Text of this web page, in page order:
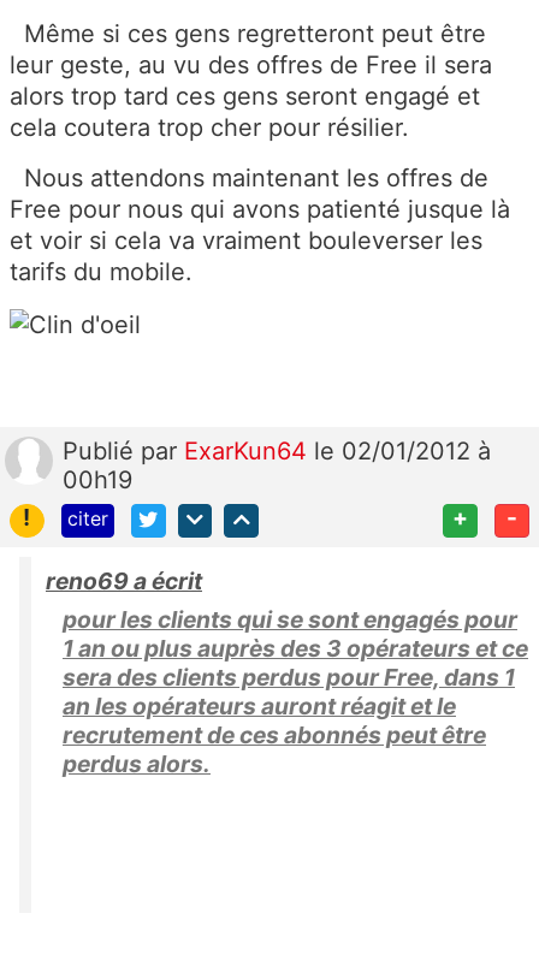
Même si ces gens regretteront peut être
leur geste, au vu des offres de Free il sera
alors trop tard ces gens seront engagé et
cela coutera trop cher pour résilier.
Nous attendons maintenant les offres de
Free pour nous qui avons patienté jusque là
et voir si cela va vraiment bouleverser les
tarifs du mobile.
Publié par ExarKun64 le 02/01/2012 à
00h19
!
citer + -
reno69 a écrit
pour les clients qui se sont engagés pour
1 an ou plus auprès des 3 opérateurs et ce
sera des clients perdus pour Free, dans 1
an les opérateurs auront réagit et le
recrutement de ces abonnés peut être
perdus alors.